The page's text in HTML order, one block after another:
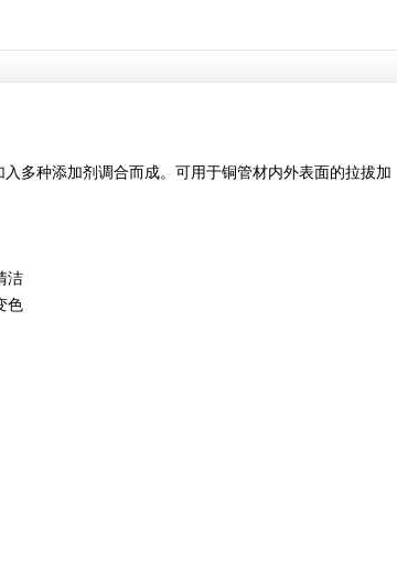
多种添加剂调合而成。可用于铜管材内外表面的拉拔加
洁
色